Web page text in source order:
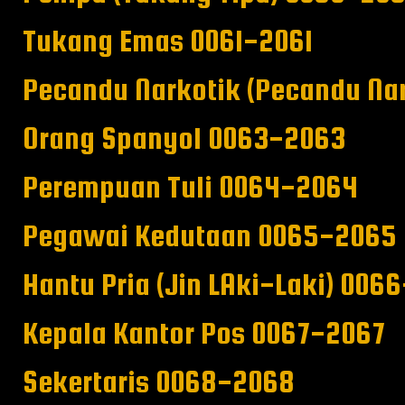
Tukang Emas 0061-2061
Pecandu Narkotik (Pecandu
Orang Spanyol 0063-2063
Perempuan Tuli 0064-2064
Pegawai Kedutaan 0065-2065
Hantu Pria (Jin LAki-Laki)
Kepala Kantor Pos 0067-2067
Sekertaris 0068-2068